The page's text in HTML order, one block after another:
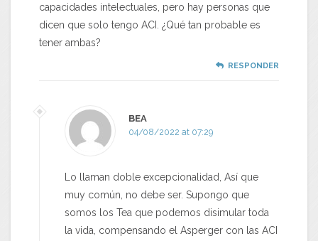
capacidades intelectuales, pero hay personas que
dicen que solo tengo ACI. ¿Qué tan probable es
tener ambas?
RESPONDER
BEA
04/08/2022 at 07:29
Lo llaman doble excepcionalidad, Así que
muy común, no debe ser. Supongo que
somos los Tea que podemos disimular toda
la vida, compensando el Asperger con las ACI